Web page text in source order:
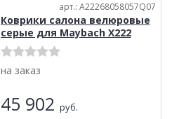
арт.: A22268058057Q07
Коврики салона велюровые
серые для Maybach X222
на заказ
45 902 руб.